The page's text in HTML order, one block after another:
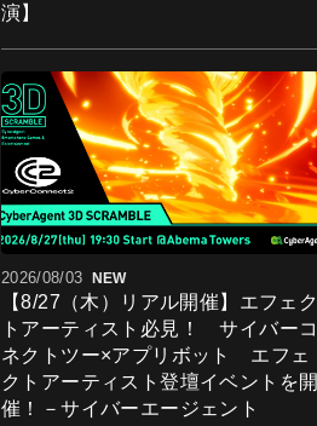
演】
2026/08/03 NEW
【8/27（木）リアル開催】エフェク
トアーティスト必見！ サイバーコ
ネクトツー×アプリボット エフェ
クトアーティスト登壇イベントを開
催！－サイバーエージェント